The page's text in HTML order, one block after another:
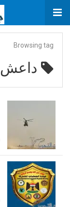
Browsing tag
داعش